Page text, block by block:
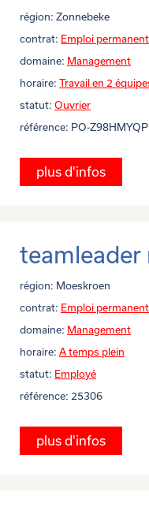
région: Zonnebeke
contrat: Emploi
domaine: Management
horaire: Travail en 2
statut: Ouvrier
référence: PO-Z98HMYQP
plus d'infos
teamleader
région: Moeskroen
contrat: Emploi
domaine: Management
horaire: A temps plein
statut: Employé
référence: 25306
plus d'infos